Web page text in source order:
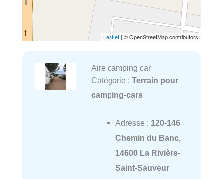
Leaflet | © OpenStreetMap contributors
Aire camping car
Catégorie : Terrain pour
camping-cars
Adresse : 120-146
Chemin du Banc,
14600 La Rivière-
Saint-Sauveur